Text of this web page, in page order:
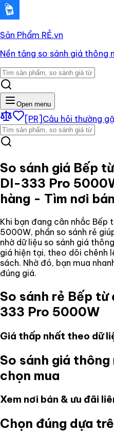
Sản Phẩm RẺ.vn
Nền tảng so sánh giá thông
Open menu
[PR] Câu hỏi thường
So sánh giá Bếp
DI-333 Pro
hàng - Tìm nơi
Khi bạn đang cân nhắc Bếp
5000W, phần so sánh rẻ
nhờ dữ liệu so sánh giá
giá hiện tại, theo dõi chênh
sách. Nhờ đó, bạn mua
đúng giá.
So sánh rẻ Bếp từ
333 Pro 5000W
Giá thấp nhất theo dữ
So sánh giá
chọn mua
Xem nơi bán & ưu đãi
Chọn đúng dựa